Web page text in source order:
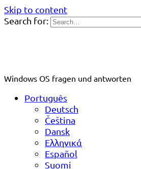
Skip to content
Search for:
Windows OS fragen und antworten
Português
Deutsch
Čeština
Dansk
Ελληνικά
Español
Suomi